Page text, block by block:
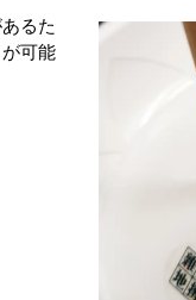
るた
可能